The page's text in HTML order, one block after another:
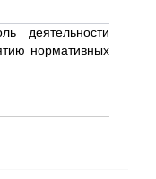
деятельности
нормативных